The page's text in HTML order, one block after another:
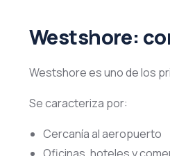
Westshore:
Westshore es uno de los
Se caracteriza por:
Cercanía al aeropuerto